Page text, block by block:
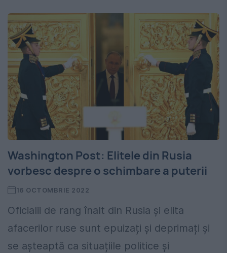
Washington Post: Elitele din Rusia
vorbesc despre o schimbare a puterii
16 OCTOMBRIE 2022
Oficialii de rang înalt din Rusia și elita
afacerilor ruse sunt epuizați și deprimați și
se așteaptă ca situațiile politice și